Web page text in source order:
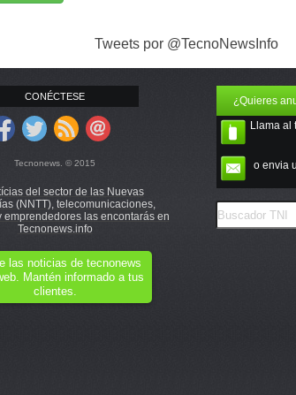
Tweets por @TecnoNewsInfo
CONÉCTESE
Tecnonews. © 2015
del sector de las Nuevas
(NNTT), telecomunicaciones,
emprendedores las encontarás en
Tecnonews.info
las noticias de tecnonews
Mantén informado a tus
clientes.
¿Quieres
Llama al
o envia